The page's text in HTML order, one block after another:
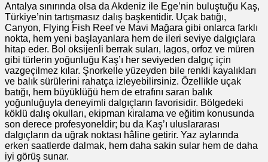
Antalya sınırında olsa da Akdeniz ile Ege’nin buluştuğu Kaş,
Türkiye’nin tartışmasız dalış başkentidir. Uçak batığı,
Canyon, Flying Fish Reef ve Mavi Mağara gibi onlarca farklı
nokta, hem yeni başlayanlara hem de ileri seviye dalgıçlara
hitap eder. Bol oksijenli berrak suları, lagos, orfoz ve müren
gibi türlerin yoğunluğu Kaş’ı her seviyeden dalgıç için
vazgeçilmez kılar. Şnorkelle yüzeyden bile renkli kayalıkları
ve balık sürülerini rahatça izleyebilirsiniz. Özellikle uçak
batığı, hem büyüklüğü hem de etrafını saran balık
yoğunluğuyla deneyimli dalgıçların favorisidir. Bölgedeki
köklü dalış okulları, ekipman kiralama ve eğitim konusunda
son derece profesyoneldir; bu da Kaş’ı uluslararası
dalgıçların da uğrak noktası hâline getirir. Yaz aylarında
erken saatlerde dalmak, hem daha sakin sular hem de daha
iyi görüş sunar.